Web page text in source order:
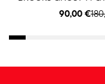
90,00 €